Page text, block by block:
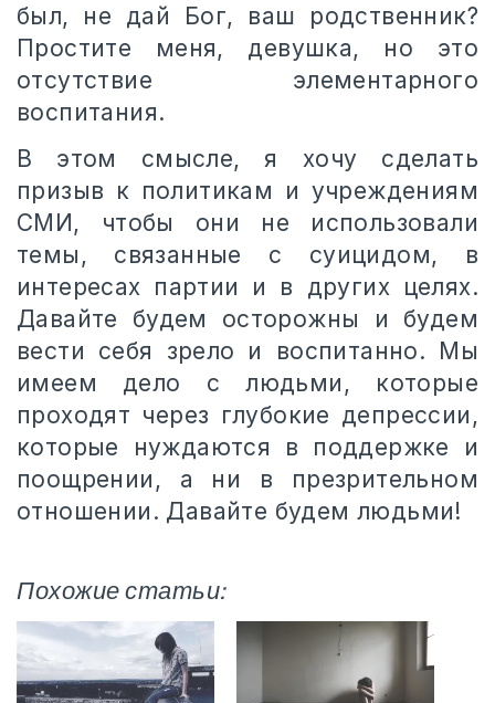
был, не дай Бог, ваш родственник?
Простите меня, девушка, но это
отсутствие элементарного
воспитания.
В этом смысле, я хочу сделать
призыв к политикам и учреждениям
СМИ, чтобы они не использовали
темы, связанные с суицидом, в
интересах партии и в других целях.
Давайте будем осторожны и будем
вести себя зрело и воспитанно. Мы
имеем дело с людьми, которые
проходят через глубокие депрессии,
которые нуждаются в поддержке и
поощрении, а ни в презрительном
отношении. Давайте будем людьми!
Похожие статьи: